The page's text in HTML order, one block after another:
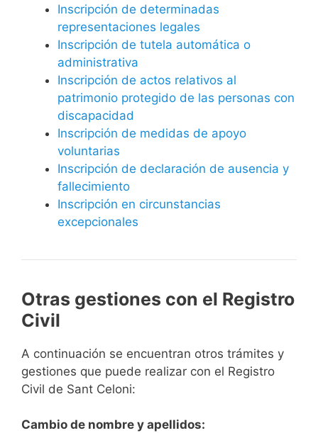
Inscripción de determinadas
representaciones legales
Inscripción de tutela automática o
administrativa
Inscripción de actos relativos al
patrimonio protegido de las personas con
discapacidad
Inscripción de medidas de apoyo
voluntarias
Inscripción de declaración de ausencia y
fallecimiento
Inscripción en circunstancias
excepcionales
Otras gestiones con el Registro
Civil
A continuación se encuentran otros trámites y
gestiones que puede realizar con el Registro
Civil de Sant Celoni:
Cambio de nombre y apellidos: